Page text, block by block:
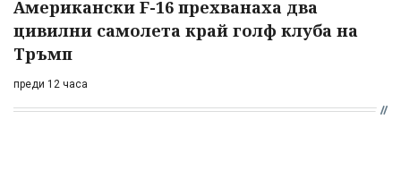
Американски F-16 прехванаха два
цивилни самолета край голф клуба на
Тръмп
преди 12 часа